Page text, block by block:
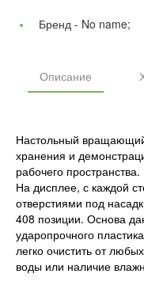
Бренд - No name;
Описание
Настольный
хранения и
рабочего пространства.
На дисплее, с каждой
отверстиями под
408 позиции. Основа
ударопрочного
легко очистить от
воды или наличие